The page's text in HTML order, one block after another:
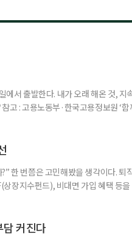
서 출발한다. 내가 오래 해온 것, 지
고 : 고용노동부·한국고용정보원 ‘함
해볼 만
한 번쯤은 고민해봤을 생각이다. 퇴
장지수펀드), 비대면 가입 혜택 등
수익률 숫자는 기준에 따라달라질 수
담 커진다